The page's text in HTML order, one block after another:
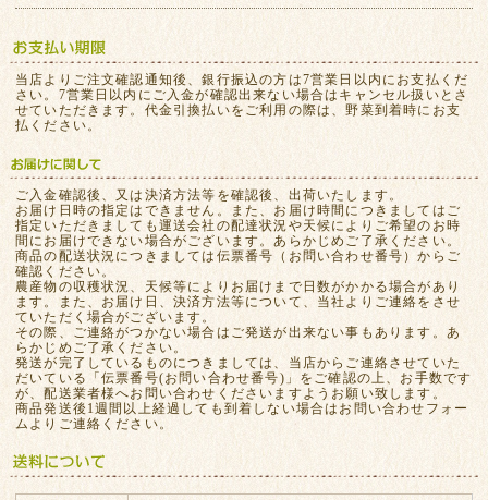
当店よりご注文確認通知後、銀行振込の方は7営業日以内にお支払くだ
さい。7営業日以内にご入金が確認出来ない場合はキャンセル扱いとさ
せていただきます。代金引換払いをご利用の際は、野菜到着時にお支
払ください。
ご入金確認後、又は決済方法等を確認後、出荷いたします。
お届け日時の指定はできません。また、お届け時間につきましてはご
指定いただきましても運送会社の配達状況や天候によりご希望のお時
間にお届けできない場合がございます。あらかじめご了承ください。
商品の配送状況につきましては伝票番号（お問い合わせ番号）からご
確認ください。
農産物の収穫状況、天候等によりお届けまで日数がかかる場合があり
ます。また、お届け日、決済方法等について、当社よりご連絡をさせ
ていただく場合がございます。
その際、ご連絡がつかない場合はご発送が出来ない事もあります。あ
らかじめご了承ください。
発送が完了しているものにつきましては、当店からご連絡させていた
だいている「伝票番号(お問い合わせ番号)」をご確認の上、お手数です
が、配送業者様へお問い合わせくださいますようお願い致します。
商品発送後1週間以上経過しても到着しない場合はお問い合わせフォー
ムよりご連絡ください。